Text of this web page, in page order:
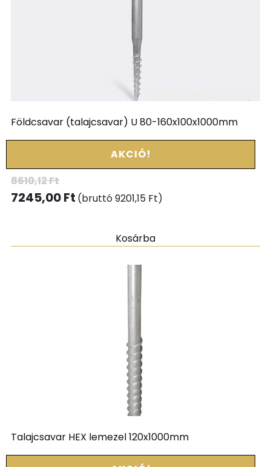
Földcsavar (talajcsavar) U 80-160x100x1000mm
AKCIÓ!
8610,12Ft
7245,00Ft (bruttó9201,15 Ft)
Kosárba
Talajcsavar HEX lemezel 120x1000mm